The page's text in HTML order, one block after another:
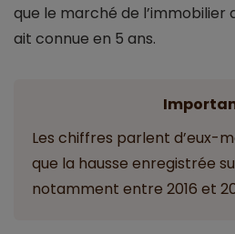
que le marché de l’immobilier
ait connue en 5 ans.
Les chiffres parlent d’eux-
que la hausse enregistrée
notamment entre 2016 et